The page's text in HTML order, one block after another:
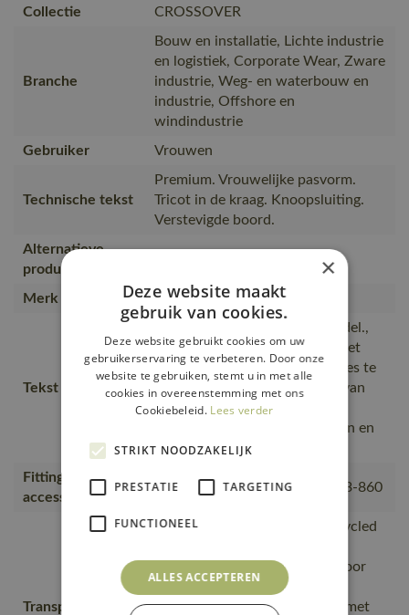
Collectie
CROSSOVER
Branche
Bouw en installatie, Lichte industrie
en logistiek, Corporate Wear, Zware
industrie, Weg- en waterbouw en
industrie, Offshore en
windindustrie
Gebruiker
Vrouwen
Technische tekst
Premium. Vrouwelijke pasvorm.
Tricot in de kraag. Knoopsluiting.
Verstevigde boord.
Alternatieve
producten
Merk MASCOT®
Tekst usp
Speciaal getailleerd damesmodel.,
De naad in de nek is afgezet met
een zacht materiaal om irritaties te
voorkomen., Bij de productie van
biologisch katoen wordt geen
gebruik gemaakt van pesticiden en
chemicaliën.
Fitting
accessories
18050-802, 50602-010, 50143-860
Transport en
is gemaakt van of bevat gerecycled
magazijnen getransporteerd door
transportpartners met ISO
14001;Vervoerd in zendingen met
×
Deze website maakt
gebruik van cookies.
Deze website gebruikt cookies om uw
gebruikerservaring te verbeteren. Door onze
website te gebruiken, stemt u in met alle
cookies in overeenstemming met ons
Cookiebeleid. Lees verder
STRIKT NOODZAKELIJK
PRESTATIE TARGETING
FUNCTIONEEL
ALLES ACCEPTEREN